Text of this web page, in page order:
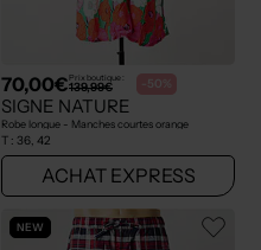
70,00€Prix boutique :
139,99€ -50%
SIGNE NATURE
Robe longue - Manches courtes orange
T : 36, 42
ACHAT EXPRESS
NEW